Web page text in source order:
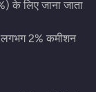
के लिए जाना जाता
2% कमीशन